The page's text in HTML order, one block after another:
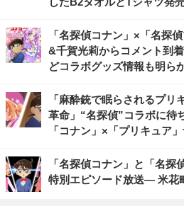
「名探偵コナン」×「名探
&千賀光莉からコメント到
どコラボグッズ情報も明ら
「麻酔銃で眠らされるプ
革命」“名探偵”コラボに待
「コナン」×「プリキュア
「名探偵コナン」と「名
特別エピソード放送― 米花